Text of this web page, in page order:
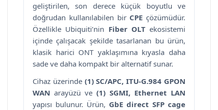
geliştirilen, son derece küçük boyutlu ve
doğrudan kullanılabilen bir CPE çözümüdür.
Özellikle Ubiquiti’nin Fiber OLTekosistemi
içinde çalışacak şekilde tasarlanan bu ürün,
klasik harici ONT yaklaşımına kıyasla daha
sade ve daha kompakt bir alternatif sunar.
Cihaz üzerinde (1) SC/APC, ITU-G.984 GPON
WAN arayüzü ve (1) SGMI, Ethernet LAN
yapısı bulunur. Ürün, GbE direct SFP cage